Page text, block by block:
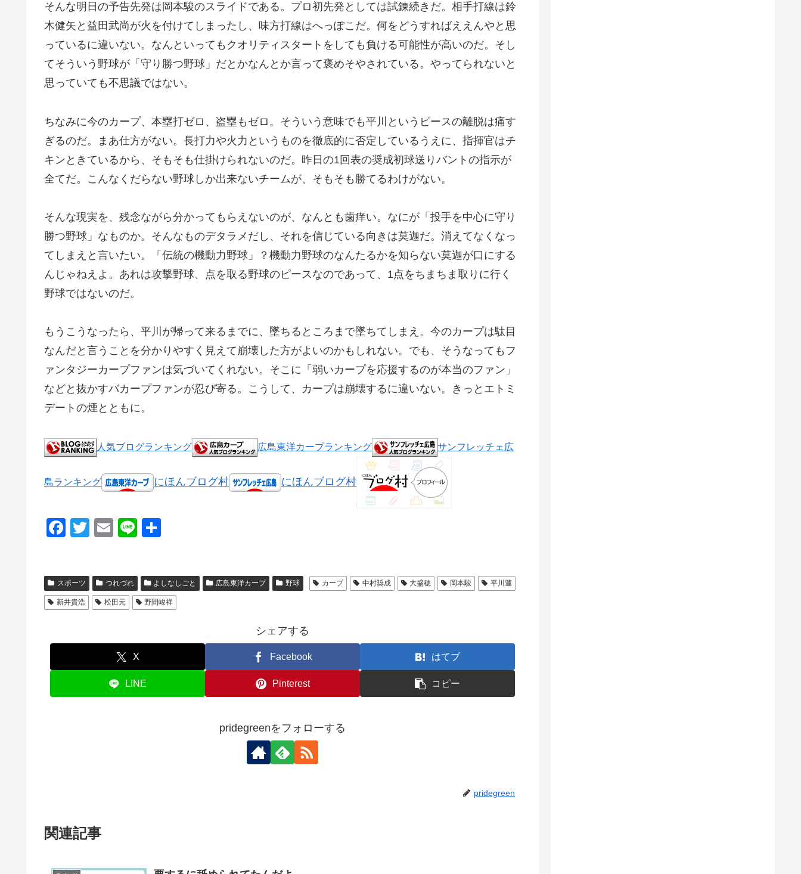
そんな明日の予告先発は岡本駿のスライドである。プロ初先発としては試錬続きだ。相手打線は鈴
木健矢と益田武尚が火を付けてしまったし、味方打線はへっぽこだ。何をどうすればええんやと思
っているに違いない。なんといってもクオリティスタートをしても負ける可能性が高いのだ。そし
てそういう野球が「守り勝つ野球」だとかなんとか言って褒めそやされている。やってられないと
思っていても不思議ではない。
ちなみに今のカープ、本塁打ゼロ、盗塁もゼロ。そういう意味でも平川というピースの離脱は痛す
ぎるのだ。まあ仕方がない。長打力や火力というものを徹底的に否定しているうえに、指揮官はチ
キンときているから、そもそも仕掛けられないのだ。昨日の1回表の奨成初球送りバントの指示が
全てだ。こんなくだらない野球しか出来ないチームが、そもそも勝てるわけがない。
そんな現実を、残念ながら分かってもらえないのが、なんとも歯痒い。なにが「投手を中心に守り
勝つ野球」なものか。そんなものデタラメだし、それを信じている向きは莫迦だ。消えてなくなっ
てしまえと言いたい。「伝統の機動力野球」？機動力野球のなんたるかを知らない莫迦が口にする
んじゃねえよ。あれは攻撃野球、点を取る野球のピースなのであって、1点をちまちま取りに行く
野球ではないのだ。
もうこうなったら、平川が帰って来るまでに、墜ちるところまで墜ちてしまえ。今のカープは駄目
なんだと言うことを分かりやすく見えて崩壊した方がよいのかもしれない。でも、そうなってもフ
ァンタジーカープファンは気づいてくれない。そこに「弱いカープを応援するのが本当のファン」
などと抜かすバカープファンが忍び寄る。こうして、カープは崩壊するに違いない。きっとエトミ
デートの煙とともに。
人気ブログランキング 広島東洋カープランキング サンフレッチェ広
島ランキング にほんブログ村 にほんブログ村
F
e
b
o
T
er
E
Li
スポーツ つれづれ よしなしごと 広島東洋カープ 野球 カープ 中村奨成 大盛穂 岡本駿 平川蓮
新井貴浩 松田元 野間峻祥
シェアする
X Facebook はてブ
LINE Pinterest コピー
pridegreenをフォローする
pridegreen
関連記事